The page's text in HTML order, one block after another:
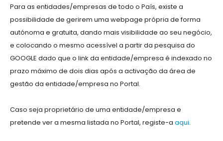
Para as entidades/empresas de todo o País, existe a
possibilidade de gerirem uma webpage própria de forma
autónoma e gratuita, dando mais visibilidade ao seu negócio,
e colocando o mesmo acessível a partir da pesquisa do
GOOGLE dado que o link da entidade/empresa é indexado no
prazo máximo de dois dias após a activação da área de
gestão da entidade/empresa no Portal.
Caso seja proprietário de uma entidade/empresa e
pretende ver a mesma listada no Portal, registe-a aqui.